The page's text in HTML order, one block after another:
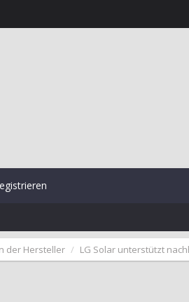
der Hersteller LG Solar unterstützt